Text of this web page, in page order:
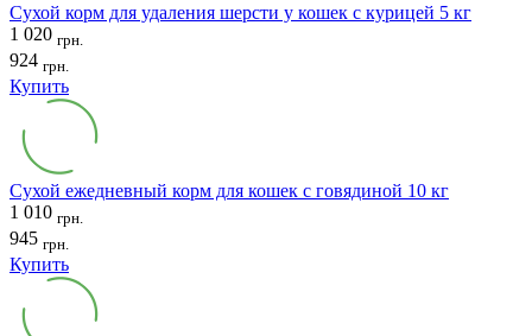
Сухой корм для удаления шерсти у кошек с курицей 5 кг
1 020 грн.
924 грн.
Купить
Сухой ежедневный корм для кошек с говядиной 10 кг
1 010 грн.
945 грн.
Купить